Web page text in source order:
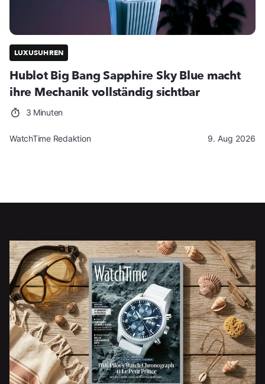
LUXUSUHREN
Hublot Big Bang Sapphire Sky Blue macht
ihre Mechanik vollständig sichtbar
3 Minuten
WatchTime Redaktion 9. Aug 2026